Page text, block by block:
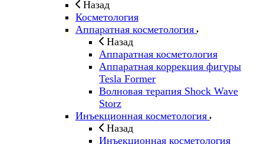
Назад
Косметология
Аппаратная косметология
Назад
Аппаратная косметология
Аппаратная коррекция фигуры
Tesla Former
Волновая терапия Shock Wave
Storz
Инъекционная косметология
Назад
Инъекционная косметология